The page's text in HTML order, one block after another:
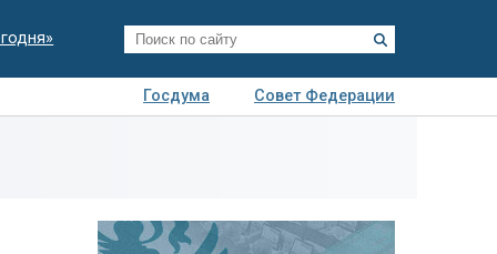
Госдума
Совет Федерации